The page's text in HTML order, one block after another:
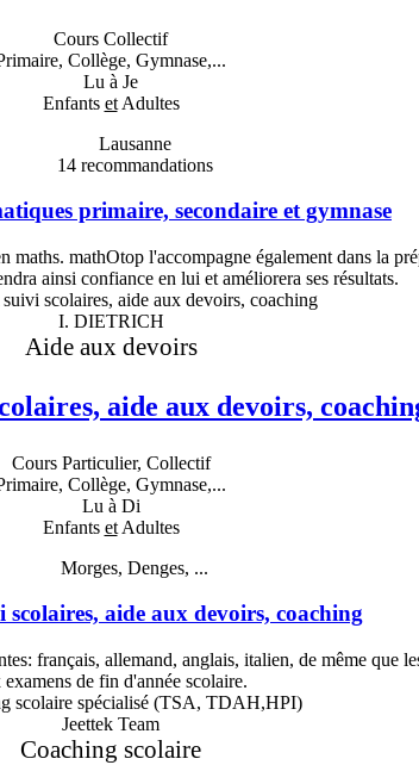
Cours Collectif
Collège, Gymnase,...
Lu à Je
Enfants etAdultes
Lausanne
14recommandations
primaire, secondaire et gymnase
mathOtop l'accompagne également dans la
ainsi confiance en lui et améliorera ses résultats.
I. DIETRICH
Aide aux devoirs
aide aux devoirs,
Cours Particulier, Collectif
Collège, Gymnase,...
Lu à Di
Enfants etAdultes
Morges, Denges, ...
scolaires, aide aux devoirs, coaching
français, allemand, anglais, italien, de même que
examens de fin d'année scolaire.
Jeettek Team
Coaching scolaire